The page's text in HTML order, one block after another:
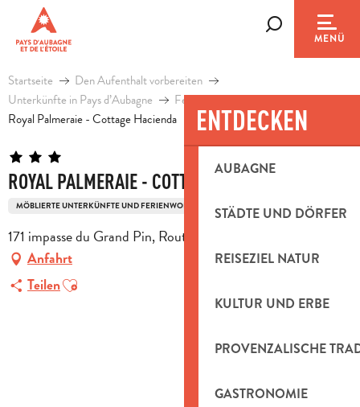
contenu
principal
MENÜ
ENTDECKEN
AUBAGNE
STÄDTE UND DÖRFER
REISEZIEL NATUR
KULTUR UND ERBE
PROVENZALISCHE
GASTRONOMIE
Startseite
Den Aufenthalt vorbereiten
Unterkünfte in Pays d’Aubagne
Ferienhäuser
Royal Palmeraie - Cottage Hacienda
ROYAL PALMERAIE - COTTAGE HACIENDA
MÖBLIERTE UNTERKÜNFTE UND FERIENWOHNUNGEN 2-ZIMMERWOHNUNG
171 impasse du Grand Pin, Route d'Eoures, 13400 Aubagne
Anfahrt
TeilenAjouter aux favoris